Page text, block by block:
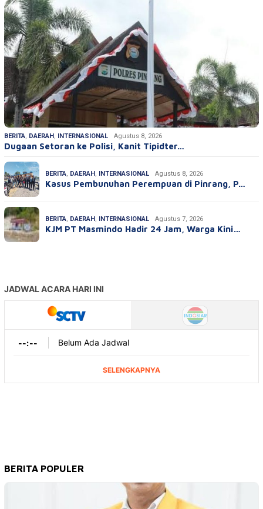
BERITA, DAERAH, INTERNASIONAL Agustus 8, 2026
Dugaan Setoran ke Polisi, Kanit Tipidter…
BERITA, DAERAH, INTERNASIONAL Agustus 8, 2026
Kasus Pembunuhan Perempuan di Pinrang, P…
BERITA, DAERAH, INTERNASIONAL Agustus 7, 2026
KJM PT Masmindo Hadir 24 Jam, Warga Kini…
BERITA POPULER